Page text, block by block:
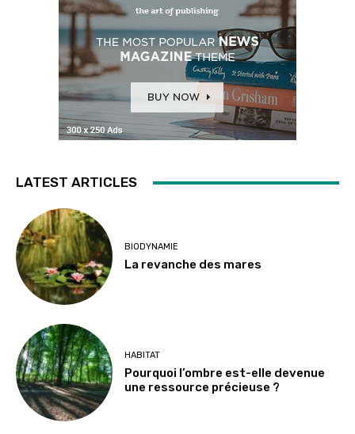
LATEST ARTICLES
BIODYNAMIE
La revanche des mares
HABITAT
Pourquoi l’ombre est-elle devenue
une ressource précieuse ?